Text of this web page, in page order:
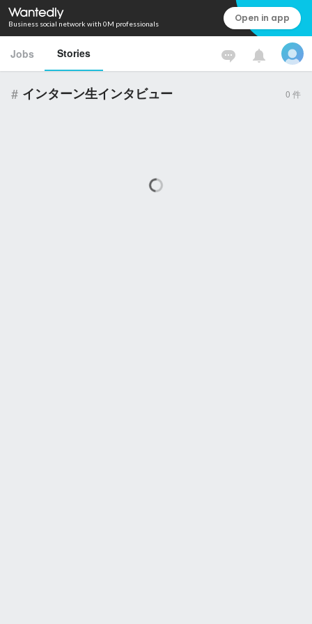
Business social network with 0M professionals Open in app
Jobs Stories
# インターン生インタビュー 0 件